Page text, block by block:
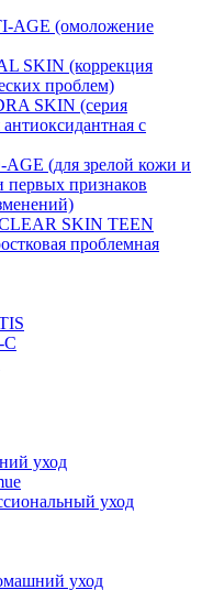
AGE (омоложение
SKIN (коррекция
проблем)
SKIN (серия
с
(для зрелой кожи и
первых признаков
SKIN TEEN
проблемная
уход
уход
уход